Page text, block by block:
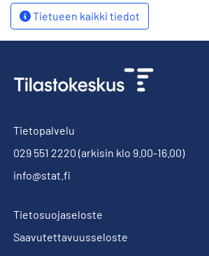
Tietueen kaikki tiedot
Tietopalvelu
029 551 2220 (arkisin klo 9.00-16.00)
info@stat.fi
Tietosuojaseloste
Saavutettavuusseloste